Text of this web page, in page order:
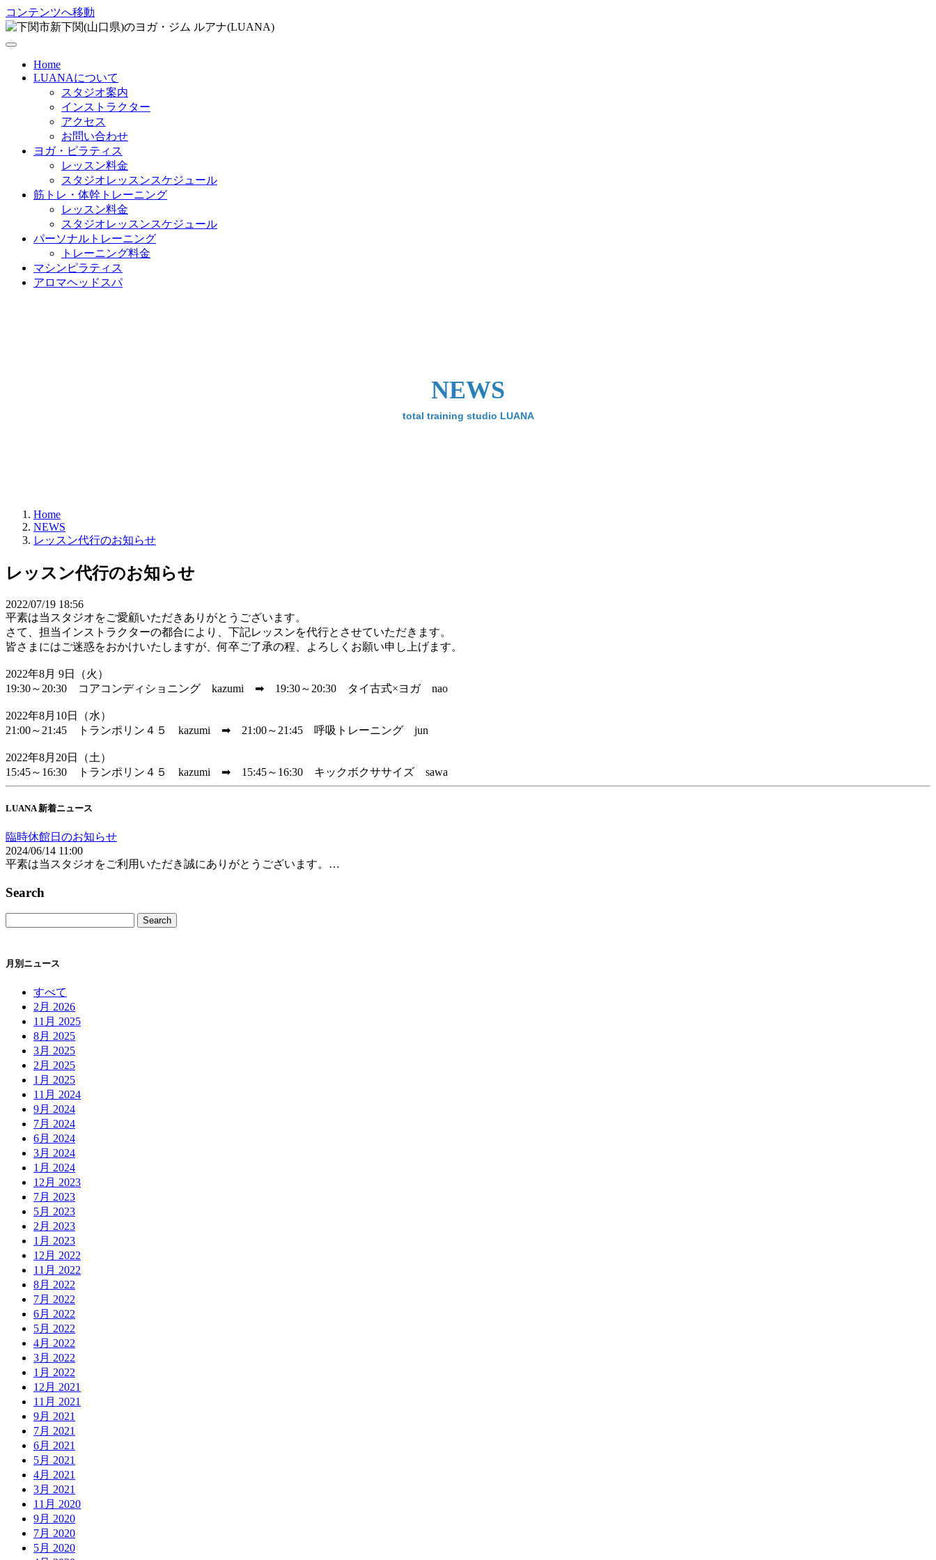
コンテンツへ移動
Home
LUANAについて
スタジオ案内
インストラクター
アクセス
お問い合わせ
ヨガ・ピラティス
レッスン料金
スタジオレッスンスケジュール
筋トレ・体幹トレーニング
レッスン料金
スタジオレッスンスケジュール
パーソナルトレーニング
トレーニング料金
マシンピラティス
アロマヘッドスパ
NEWS
total training studio LUANA
Home
NEWS
レッスン代行のお知らせ
レッスン代行のお知らせ
2022/07/19 18:56
平素は当スタジオをご愛顧いただきありがとうございます。
さて、担当インストラクターの都合により、下記レッスンを代行とさせていただきます。
皆さまにはご迷惑をおかけいたしますが、何卒ご了承の程、よろしくお願い申し上げます。
2022年8月 9日（火）
19:30～20:30 コアコンディショニング kazumi ➡ 19:30～20:30 タイ古式×ヨガ nao
2022年8月10日（水）
21:00～21:45 トランポリン４５ kazumi ➡ 21:00～21:45 呼吸トレーニング jun
2022年8月20日（土）
15:45～16:30 トランポリン４５ kazumi ➡ 15:45～16:30 キックボクササイズ sawa
LUANA 新着ニュース
臨時休館日のお知らせ
2024/06/14 11:00
平素は当スタジオをご利用いただき誠にありがとうございます。…
Search
月別ニュース
すべて
2月 2026
11月 2025
8月 2025
3月 2025
2月 2025
1月 2025
11月 2024
9月 2024
7月 2024
6月 2024
3月 2024
1月 2024
12月 2023
7月 2023
5月 2023
2月 2023
1月 2023
12月 2022
11月 2022
8月 2022
7月 2022
6月 2022
5月 2022
4月 2022
3月 2022
1月 2022
12月 2021
11月 2021
9月 2021
7月 2021
6月 2021
5月 2021
4月 2021
3月 2021
11月 2020
9月 2020
7月 2020
5月 2020